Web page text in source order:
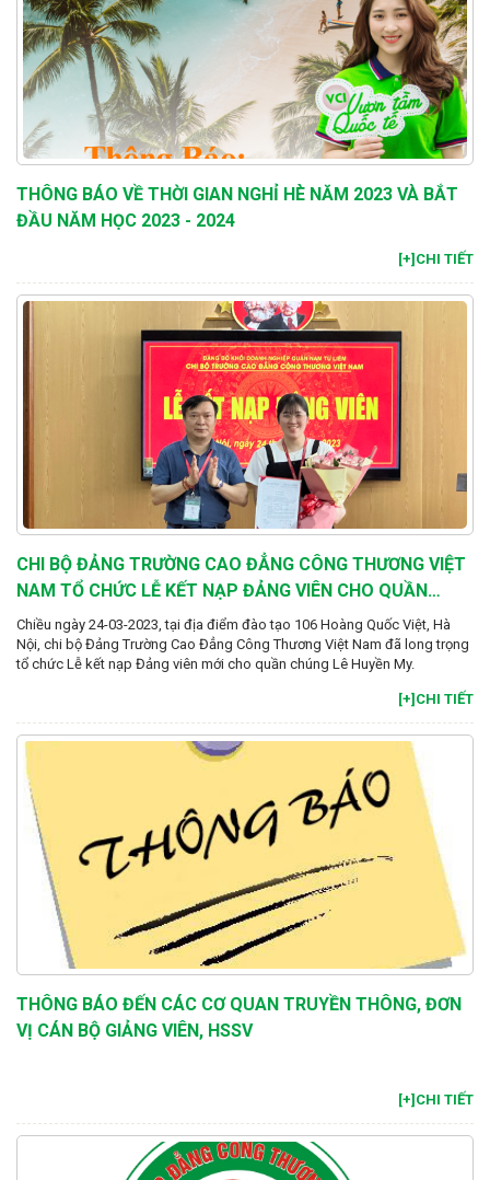
THÔNG BÁO VỀ THỜI GIAN NGHỈ HÈ NĂM 2023 VÀ BẮT
ĐẦU NĂM HỌC 2023 - 2024
[+]CHI TIẾT
CHI BỘ ĐẢNG TRƯỜNG CAO ĐẲNG CÔNG THƯƠNG VIỆT
NAM TỔ CHỨC LỄ KẾT NẠP ĐẢNG VIÊN CHO QUẦN
CHÚNG LÊ HUYỀN MY
Chiều ngày 24-03-2023, tại địa điểm đào tạo 106 Hoàng Quốc Việt, Hà
Nội, chi bộ Đảng Trường Cao Đẳng Công Thương Việt Nam đã long trọng
tổ chức Lễ kết nạp Đảng viên mới cho quần chúng Lê Huyền My.
[+]CHI TIẾT
THÔNG BÁO ĐẾN CÁC CƠ QUAN TRUYỀN THÔNG, ĐƠN
VỊ CÁN BỘ GIẢNG VIÊN, HSSV
[+]CHI TIẾT